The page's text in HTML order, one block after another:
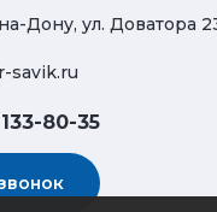
Дону, ул. Доватора
savik.ru
80-35